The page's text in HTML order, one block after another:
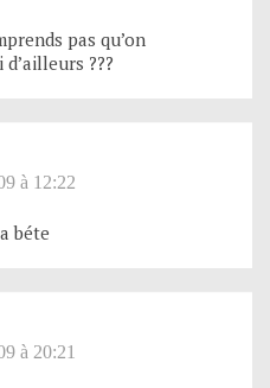
pas qu’on
???
à 12:22
béte
à 20:21